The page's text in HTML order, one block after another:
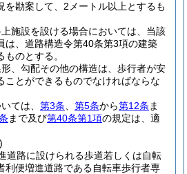
を勘案して、2メートル以上とするも
施設を設ける場合においては、当該
は、道路構造令第40条第3項の建築
のとする。
、勾配その他の構造は、歩行者が安
ことができるものでなければならな
ては、 第3条 第5条から第12条 ま
まで及び第40条第1項の規定は、適
道路に設けられる歩道若しくは自転
利便増進道路である自転車歩行者専